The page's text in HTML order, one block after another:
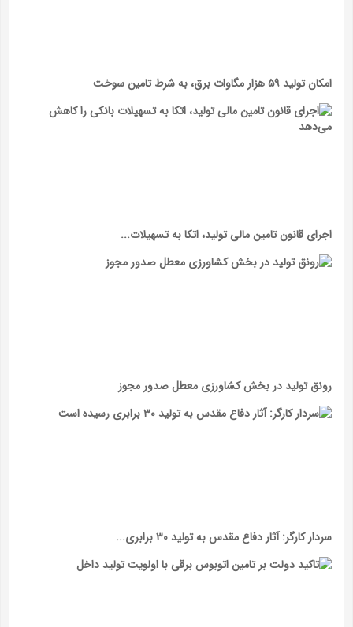
امکان تولید ۵۹ هزار مگاوات برق، به شرط تامین سوخت
اجرای قانون تامین مالی تولید، اتکا به تسهیلات...
رونق تولید در بخش کشاورزی معطل صدور مجوز
سردار کارگر: آثار دفاع مقدس به تولید ۳۰ برابری...